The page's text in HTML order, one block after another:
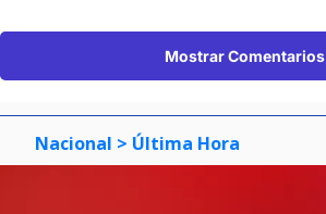
Mostrar Comentarios
Nacional > Última Hora